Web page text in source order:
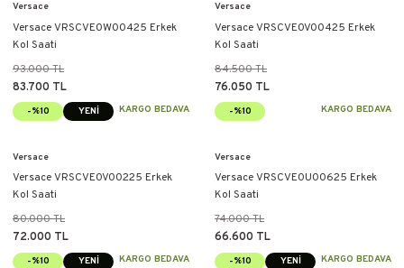
Versace
Versace VRSCVE0W00425 Erkek
Kol Saati
93.000 TL
83.700 TL
-%10 YENİ KARGO BEDAVA
Versace
Versace VRSCVE0V00425 Erkek
Kol Saati
84.500 TL
76.050 TL
-%10 KARGO BEDAVA
Versace
Versace VRSCVE0V00225 Erkek
Kol Saati
80.000 TL
72.000 TL
-%10 YENİ KARGO BEDAVA
Versace
Versace VRSCVE0U00625 Erkek
Kol Saati
74.000 TL
66.600 TL
-%10 YENİ KARGO BEDAVA